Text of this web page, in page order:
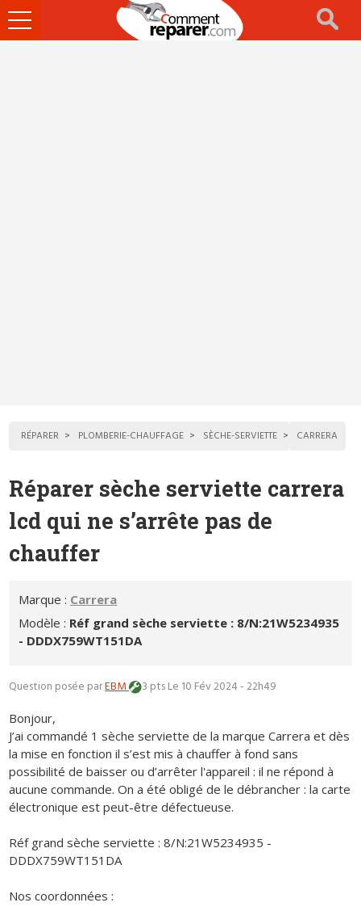
Ouvrir
le
RÉPARER PLOMBERIE-CHAUFFAGE SÈCHE-SERVIETTE CARRERA
Réparer sèche serviette carrera
lcd qui ne s’arrête pas de
chauffer
Marque : Carrera
Modèle : Réf grand sèche serviette : 8/N:21W5234935
- DDDX759WT151DA
Question posée parEBM 3 ptsLe 10 Fév 2024 - 22h49
Bonjour,
J’ai commandé 1 sèche serviette de la marque Carrera et dès
la mise en fonction il s’est mis à chauffer à fond sans
possibilité de baisser ou d’arrêter l'appareil : il ne répond à
aucune commande. On a été obligé de le débrancher : la carte
électronique est peut-être défectueuse.
Réf grand sèche serviette : 8/N:21W5234935 -
DDDX759WT151DA
Nos coordonnées :